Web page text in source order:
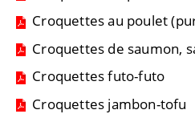
Croquettes au poulet
Croquettes de saumon,
Croquettes futo-futo
Croquettes jambon-tofu